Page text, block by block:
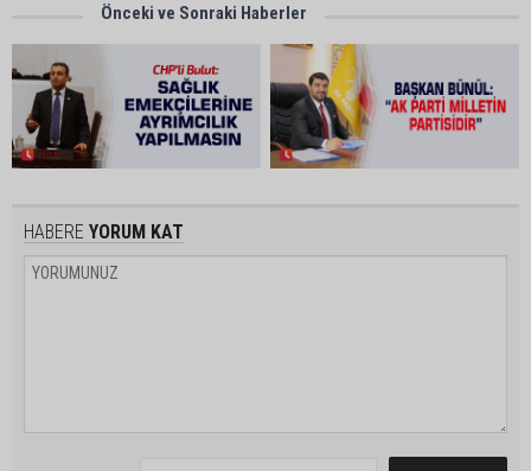
Önceki ve Sonraki Haberler
HABERE YORUM KAT